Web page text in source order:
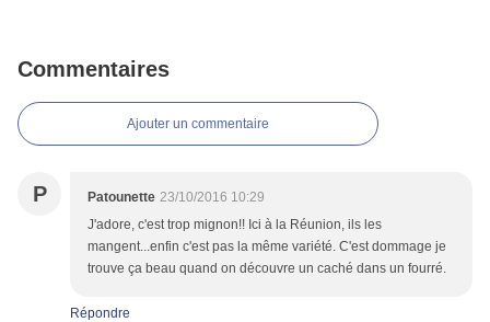
Commentaires
Ajouter un commentaire
P Patounette 23/10/2016 10:29
J'adore, c'est trop mignon!! Ici à la Réunion, ils les
mangent...enfin c'est pas la même variété. C'est dommage je
trouve ça beau quand on découvre un caché dans un fourré.
Répondre